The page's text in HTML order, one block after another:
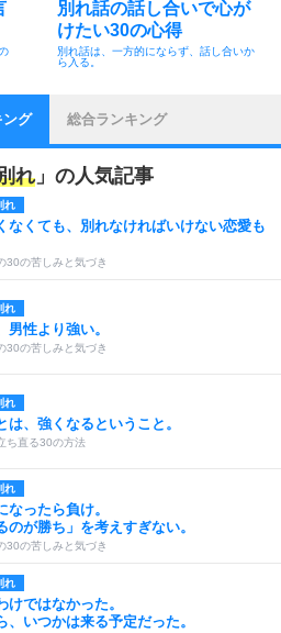
別れ話の話し合いで心が
けたい30の心得
別れ話は、一方的にならず、話し合いか
ら入る。
ング 総合ランキング
れ 」の人気記事
れ
なくても、別れなければいけない恋愛も
30の苦しみと気づき
れ
男性より強い。
30の苦しみと気づき
れ
は、強くなるということ。
ち直る30の方法
れ
なったら負け。
のが勝ち」を考えすぎない。
30の苦しみと気づき
れ
けではなかった。
、いつかは来る予定だった。